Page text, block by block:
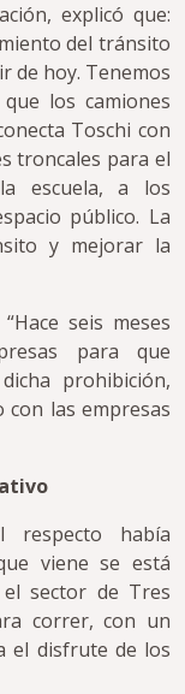
explicó que:
del tránsito
de hoy. Tenemos
los camiones
Toschi con
troncales para el
escuela, a los
público. La
y mejorar la
seis meses
para que
prohibición,
las empresas
respecto había
viene se está
sector de Tres
correr, con un
el disfrute de los